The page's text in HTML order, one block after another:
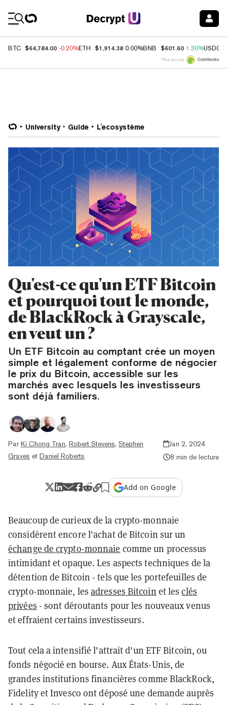
BTC $64,784.00 -0.20%ETH $1,914.38 0.00%BNB $601.60 1.30%USDC
Price data by
University Guide L'ecosystème
Qu'est-ce qu'un ETF Bitcoin
et pourquoi tout le monde,
de BlackRock à Grayscale,
en veut un ?
Un ETF Bitcoin au comptant crée un moyen
simple et légalement conforme de négocier
le prix du Bitcoin, accessible sur les
marchés avec lesquels les investisseurs
sont déjà familiers.
Par Ki Chong Tran, Robert Stevens, Stephen
Graves et Daniel Roberts
Jan 2, 2024
8 min de lecture
Add on Google
Beaucoup de curieux de la crypto-monnaie
considèrent encore l'achat de Bitcoin sur un
échange de crypto-monnaie comme un processus
intimidant et opaque. Les aspects techniques de la
détention de Bitcoin - tels que les portefeuilles de
crypto-monnaie, lesadresses Bitcoin et lesclés
privées - sont déroutants pour les nouveaux venus
et effraient certains investisseurs.
Tout cela a intensifié l'attrait d'un ETF Bitcoin, ou
fonds négocié en bourse. Aux États-Unis, de
grandes institutions financières comme BlackRock,
Fidelity et Invesco ont déposé une demande auprès